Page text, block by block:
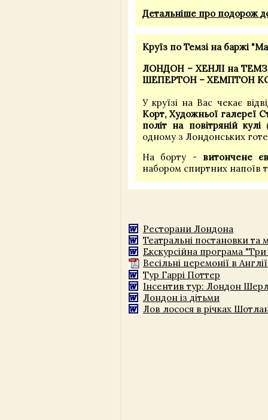
Детальніше про подорож
Круїз по Темзі на баржі
ЛОНДОН – ХЕНЛІ на
ШЕПЕРТОН – ХЕМПТОН
У круїзі на Вас чекає
Корт, Художньої галереї
політ на повітряній кулі
одному з Лондонських
На борту - витончене
набором спиртних напоїв
Ресторани Лондона
Театральні постановки
Екскурсійна програма
Весільні церемонії в
Тур Гаррі Поттер
Інсентив тур: Лондон
Лондон із дітьми
Лов лосося в річках